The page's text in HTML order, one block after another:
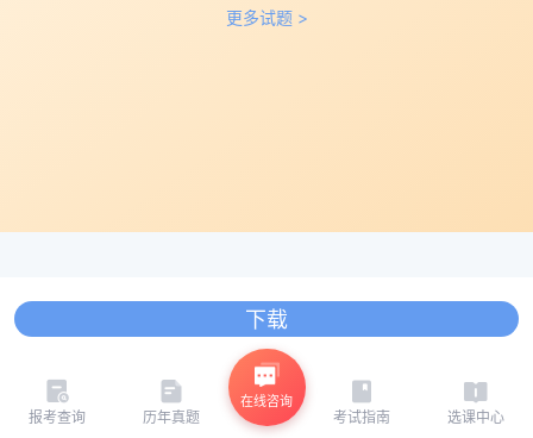
下载
更多试题 >
报考查询 历年真题
在线咨询
考试指南 选课中心